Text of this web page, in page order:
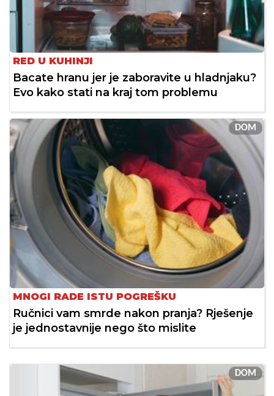
RED U KUHINJI
Bacate hranu jer je zaboravite u hladnjaku?
Evo kako stati na kraj tom problemu
DOM
MNOGI RADE ISTU POGREŠKU
Ručnici vam smrde nakon pranja? Rješenje
je jednostavnije nego što mislite
DOM